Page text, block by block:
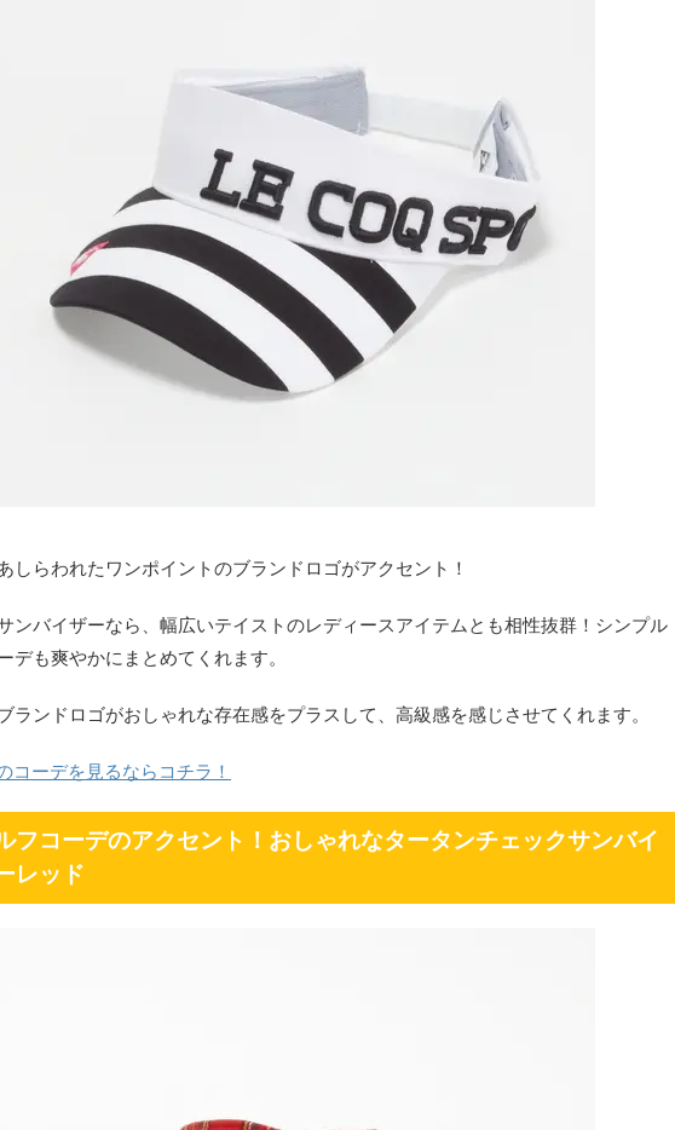
しらわれたワンポイントのブランドロゴがアクセント！
ンバイザーなら、幅広いテイストのレディースアイテムとも相性抜群！シンプル
デも爽やかにまとめてくれます。
ランドロゴがおしゃれな存在感をプラスして、高級感を感じさせてくれます。
コーデを見るならコチラ！
フコーデのアクセント！おしゃれなタータンチェックサンバイ
レッド